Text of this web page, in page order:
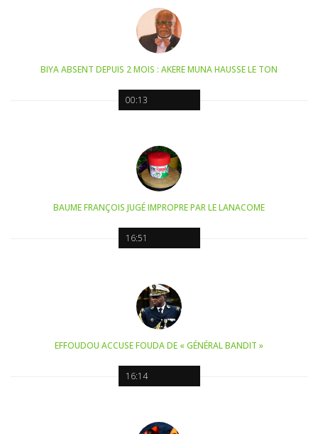
00:13
BIYA ABSENT DEPUIS 2 MOIS : AKERE MUNA HAUSSE LE TON
16:51
BAUME FRANÇOIS JUGÉ IMPROPRE PAR LE LANACOME
16:14
EFFOUDOU ACCUSE FOUDA DE « GÉNÉRAL BANDIT »